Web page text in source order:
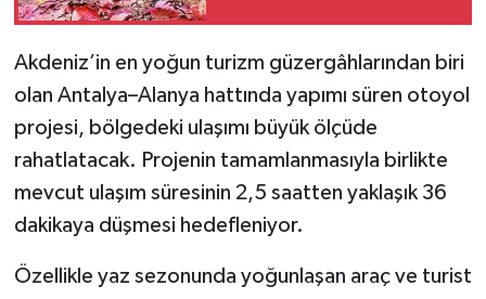
Akdeniz’in en yoğun turizm güzergâhlarından biri
olan Antalya–Alanya hattında yapımı süren otoyol
projesi, bölgedeki ulaşımı büyük ölçüde
rahatlatacak. Projenin tamamlanmasıyla birlikte
mevcut ulaşım süresinin 2,5 saatten yaklaşık 36
dakikaya düşmesi hedefleniyor.
Özellikle yaz sezonunda yoğunlaşan araç ve turist